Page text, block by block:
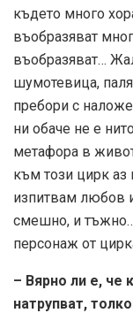
където много
въобразяват
въобразяват…
шумотевица,
пребори с
ни обаче не е
метафора в
към този цирк аз
изпитвам любов
смешно, и
персонаж от
– Вярно ли е, че
натрупват,